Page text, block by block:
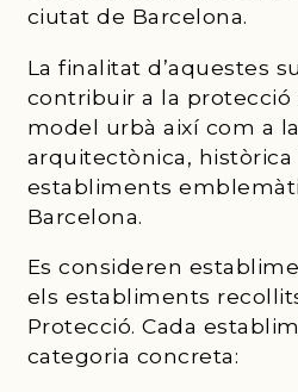
ciutat de Barcelona.
La finalitat d’aquestes
contribuir a la
model urbà així com a
arquitectònica,
establiments
Barcelona.
Es consideren
els establiments
Protecció. Cada
categoria concreta: